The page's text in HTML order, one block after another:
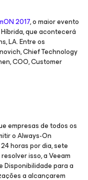
2017, o maior evento
que acontecerá
LA. Entre os
Chief Technology
COO, Customer
empresas de todos os
o Always-On
horas por dia, sete
isso, a Veeam
Disponibilidade para a
a alcançarem